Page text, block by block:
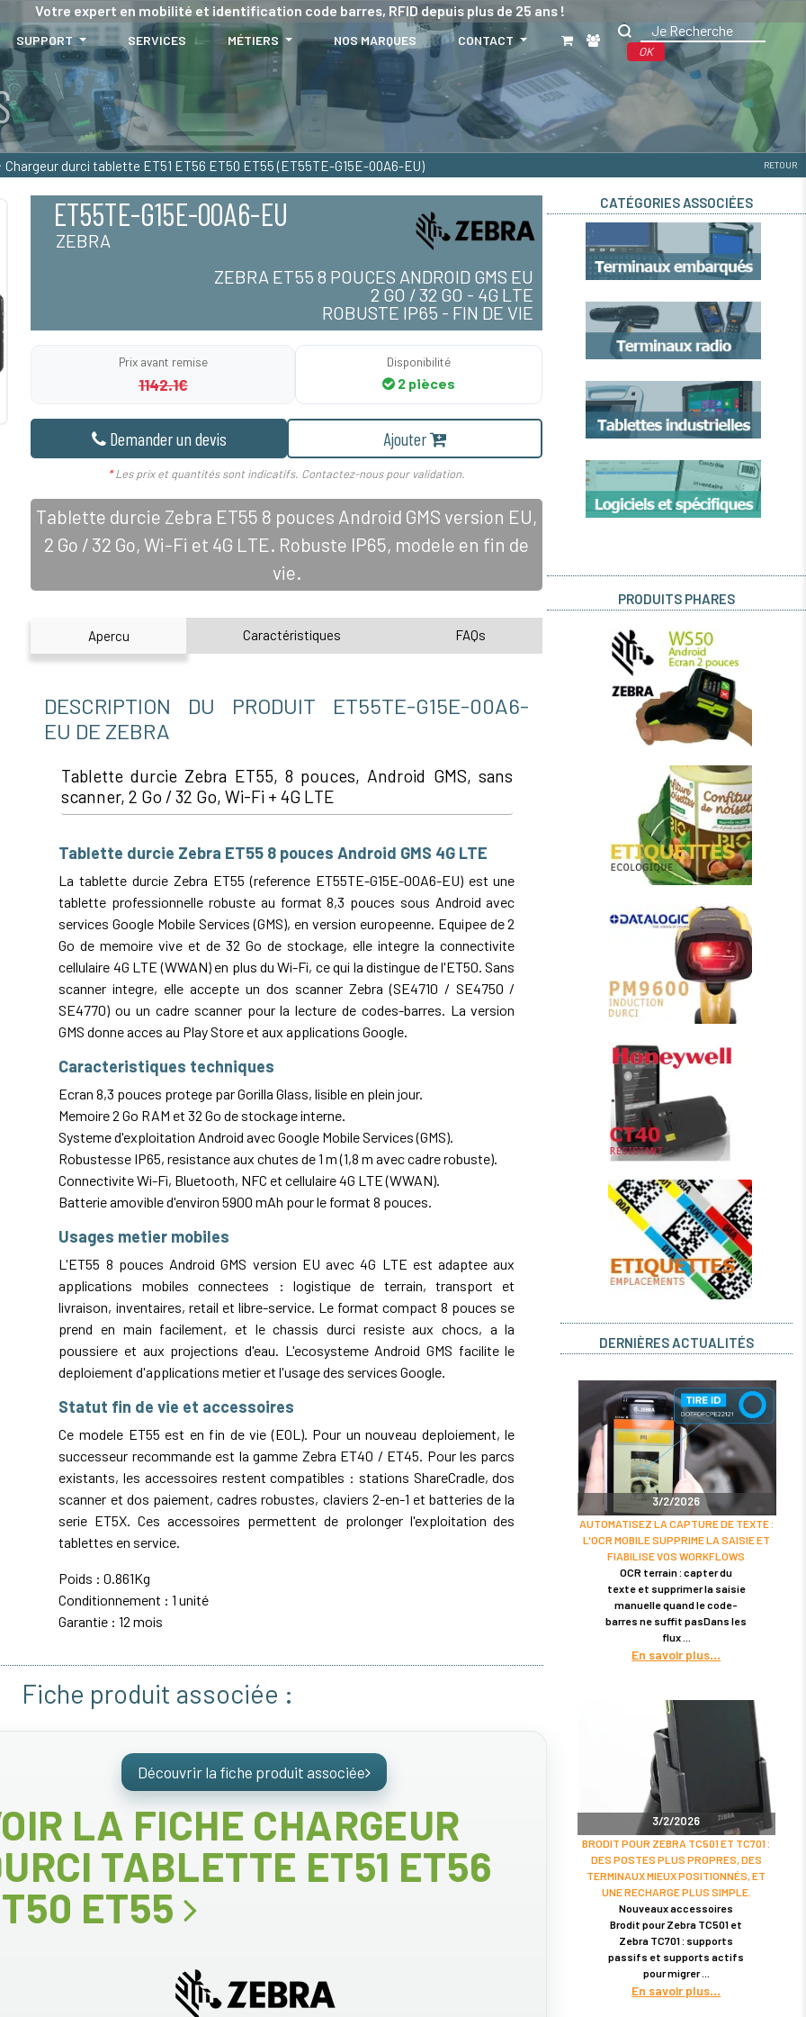
Votre expert en mobilité et identification code barres, RFID depuis plus de 25 ans !
SUPPORT SERVICES MÉTIERS NOS MARQUES CONTACT
OK
Chargeur durci tablette ET51 ET56 ET50 ET55 (ET55TE-G15E-00A6-EU) RETOUR
ET55TE-G15E-00A6-EU
ZEBRA
ZEBRA ET55 8 POUCES ANDROID GMS EU
2 GO / 32 GO - 4G LTE
ROBUSTE IP65 - FIN DE VIE
Prix avant remise
1142.1€
Disponibilité
2 pièces
Demander un devis Ajouter
*Les prix et quantités sont indicatifs. Contactez-nous pour validation.
Tablette durcie Zebra ET55 8 pouces Android GMS version EU,
2 Go / 32 Go, Wi-Fi et 4G LTE. Robuste IP65, modele en fin de
vie.
Apercu Caractéristiques FAQs
DESCRIPTION DU PRODUIT ET55TE-G15E-00A6-
EU DE ZEBRA
Tablette durcie Zebra ET55, 8 pouces, Android GMS, sans
scanner, 2 Go / 32 Go, Wi-Fi + 4G LTE
Tablette durcie Zebra ET55 8 pouces Android GMS 4G LTE
La tablette durcie Zebra ET55 (reference ET55TE-G15E-00A6-EU) est une
tablette professionnelle robuste au format 8,3 pouces sous Android avec
services Google Mobile Services (GMS), en version europeenne. Equipee de 2
Go de memoire vive et de 32 Go de stockage, elle integre la connectivite
cellulaire 4G LTE (WWAN) en plus du Wi-Fi, ce qui la distingue de l'ET50. Sans
scanner integre, elle accepte un dos scanner Zebra (SE4710 / SE4750 /
SE4770) ou un cadre scanner pour la lecture de codes-barres. La version
GMS donne acces au Play Store et aux applications Google.
Caracteristiques techniques
Ecran 8,3 pouces protege par Gorilla Glass, lisible en plein jour.
Memoire 2 Go RAM et 32 Go de stockage interne.
Systeme d'exploitation Android avec Google Mobile Services (GMS).
Robustesse IP65, resistance aux chutes de 1 m (1,8 m avec cadre robuste).
Connectivite Wi-Fi, Bluetooth, NFC et cellulaire 4G LTE (WWAN).
Batterie amovible d'environ 5900 mAh pour le format 8 pouces.
Usages metier mobiles
L'ET55 8 pouces Android GMS version EU avec 4G LTE est adaptee aux
applications mobiles connectees : logistique de terrain, transport et
livraison, inventaires, retail et libre-service. Le format compact 8 pouces se
prend en main facilement, et le chassis durci resiste aux chocs, a la
poussiere et aux projections d'eau. L'ecosysteme Android GMS facilite le
deploiement d'applications metier et l'usage des services Google.
Statut fin de vie et accessoires
Ce modele ET55 est en fin de vie (EOL). Pour un nouveau deploiement, le
successeur recommande est la gamme Zebra ET40 / ET45. Pour les parcs
existants, les accessoires restent compatibles : stations ShareCradle, dos
scanner et dos paiement, cadres robustes, claviers 2-en-1 et batteries de la
serie ET5X. Ces accessoires permettent de prolonger l'exploitation des
tablettes en service.
Poids : 0.861Kg
Conditionnement : 1 unité
Garantie : 12 mois
Fiche produit associée :
Découvrir la fiche produit associée
LA FICHE CHARGEUR
TABLETTE ET51 ET56
ET55
CATÉGORIES ASSOCIÉES
PRODUITS PHARES
DERNIÈRES ACTUALITÉS
3/2/2026
AUTOMATISEZ LA CAPTURE DE TEXTE :
L'OCR MOBILE SUPPRIME LA SAISIE ET
FIABILISE VOS WORKFLOWS
OCR terrain : capter du
texte et supprimer la saisie
manuelle quand le code-
barres ne suffit pasDans les
flux
En savoir plus
3/2/2026
BRODIT POUR ZEBRA TC501 ET TC701 :
DES POSTES PLUS PROPRES, DES
TERMINAUX MIEUX POSITIONNÉS, ET
UNE RECHARGE PLUS SIMPLE.
Nouveaux accessoires
Brodit pour Zebra TC501 et
Zebra TC701 : supports
passifs et supports actifs
pour migrer
En savoir plus